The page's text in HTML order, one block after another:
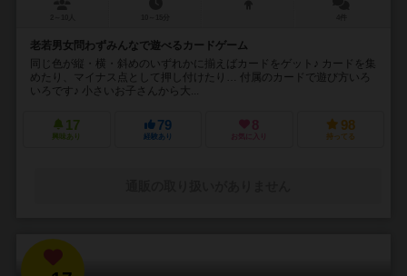
老若男女問わずみんなで遊べるカードゲーム
同じ色が縦・横・斜めのいずれかに揃えばカードをゲット♪ カードを集
めたり、マイナス点として押し付けたり… 付属のカードで遊び方いろ
いろです♪ 小さいお子さんから大...
17
興味あり
79
経験あり
8
お気に入り
98
持ってる